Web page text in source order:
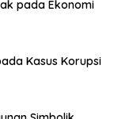
pada Ekonomi
Kasus Korupsi